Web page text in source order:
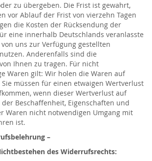
zu übergeben. Die Frist ist gewahrt,
vor Ablauf der Frist von vierzehn Tagen
die Kosten der Rücksendung der
eine innerhalb Deutschlands veranlasste
uns zur Verfügung gestellten
Anderenfalls sind die
Ihnen zu tragen. Für nicht
Waren gilt: Wir holen die Waren auf
Sie müssen für einen etwaigen Wertverlust
wenn dieser Wertverlust auf
Beschaffenheit, Eigenschaften und
Waren nicht notwendigen Umgang mit
ist.
–
des Widerrufsrechts: